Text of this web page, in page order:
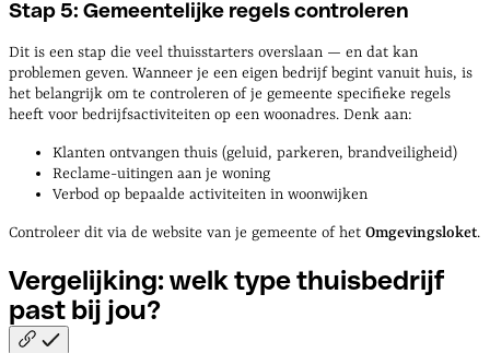
Stap 5: Gemeentelijke regels controleren
Dit is een stap die veel thuisstarters overslaan — en dat kan
problemen geven. Wanneer je een eigen bedrijf begint vanuit huis, is
het belangrijk om te controleren of je gemeente specifieke regels
heeft voor bedrijfsactiviteiten op een woonadres. Denk aan:
Klanten ontvangen thuis (geluid, parkeren, brandveiligheid)
Reclame-uitingen aan je woning
Verbod op bepaalde activiteiten in woonwijken
Controleer dit via de website van je gemeente of het Omgevingsloket.
Vergelijking: welk type thuisbedrijf
past bij jou?